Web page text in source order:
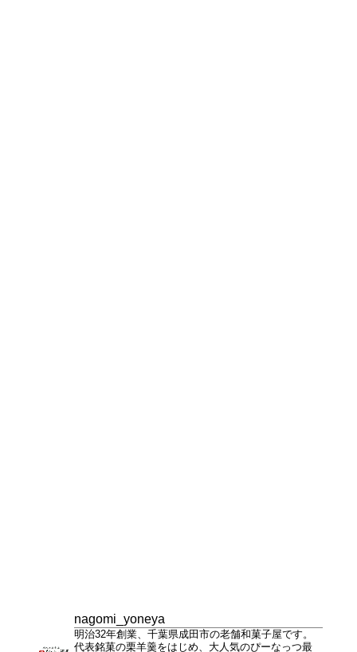
nagomi_yoneya
明治32年創業、千葉県成田市の老舗和菓子屋です。
代表銘菓の栗羊羹をはじめ、大人気のぴーなっつ最